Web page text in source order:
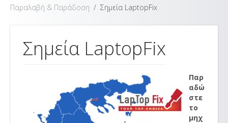
Παραλαβή & Παράδοση Σημεία LaptopFix
Σημεία LaptopFix
Παρ
αδώ
στε
το
μηχ